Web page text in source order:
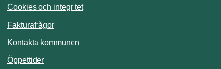
Cookies och integritet
Fakturafrågor
Kontakta kommunen
Öppettider